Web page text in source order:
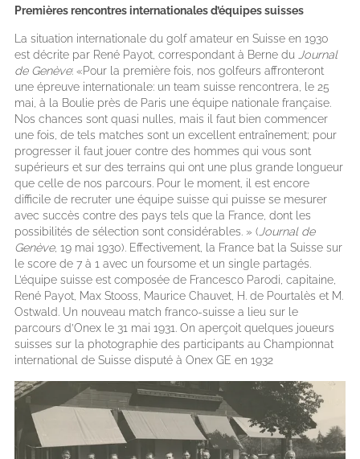
Premières rencontres internationales d’équipes suisses
La situation internationale du golf amateur en Suisse en 1930
est décrite par René Payot, correspondant à Berne du Journal
de Genève: «Pour la première fois, nos golfeurs affronteront
une épreuve internationale: un team suisse rencontrera, le 25
mai, à la Boulie près de Paris une équipe nationale française.
Nos chances sont quasi nulles, mais il faut bien commencer
une fois, de tels matches sont un excellent entraînement; pour
progresser il faut jouer contre des hommes qui vous sont
supérieurs et sur des terrains qui ont une plus grande longueur
que celle de nos parcours. Pour le moment, il est encore
difficile de recruter une équipe suisse qui puisse se mesurer
avec succès contre des pays tels que la France, dont les
possibilités de sélection sont considérables. » ( Journal de
Genève, 19 mai 1930). Effectivement, la France bat la Suisse sur
le score de 7 à 1 avec un foursome et un single partagés.
L’équipe suisse est composée de Francesco Parodi, capitaine,
René Payot, Max Stooss, Maurice Chauvet, H. de Pourtalès et M.
Ostwald. Un nouveau match franco-suisse a lieu sur le
parcours d’Onex le 31 mai 1931. On aperçoit quelques joueurs
suisses sur la photographie des participants au Championnat
international de Suisse disputé à Onex GE en 1932